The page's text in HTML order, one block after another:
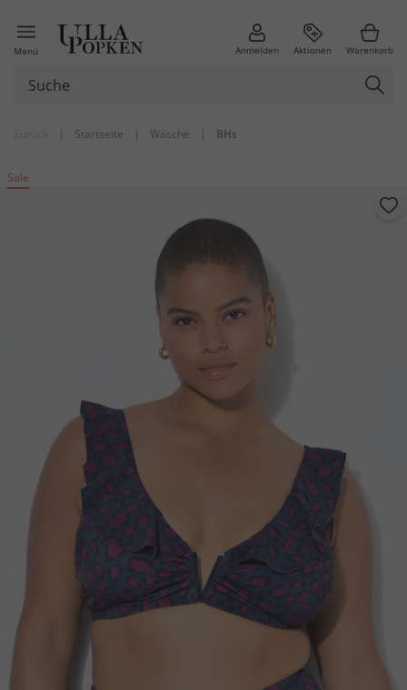
Menü Anmelden Aktionen Warenkorb
| Startseite | Wäsche | BHs
Sale